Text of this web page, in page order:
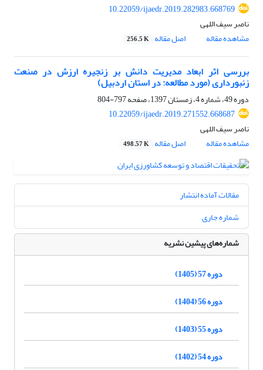
10.22059/ijaedr.2019.282983.668769
ناصر سیف اللهی
مشاهده مقاله
اصل مقاله 256.5 K
بررسی اثر ابعاد مدیریت دانش بر زنجیره ارزش در صنعت
زنبورداری (مورد مطالعه: در استان اردبیل)
دوره 49، شماره 4، زمستان 1397، صفحه
797-804
10.22059/ijaedr.2019.271552.668687
ناصر سیف اللهی
مشاهده مقاله
اصل مقاله 498.57 K
مقالات آماده انتشار
شماره جاری
شماره‌های پیشین نشریه
دوره 57 (1405)
دوره 56 (1404)
دوره 55 (1403)
دوره 54 (1402)